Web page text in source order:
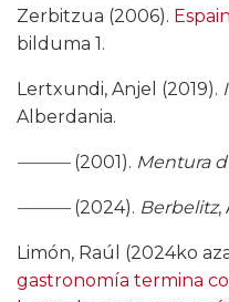
Zerbitzua (2006).
bilduma 1.
Lertxundi, Anjel (2019).
Alberdania.
——— (2001). Mentura
——— (2024). Berbelitz,
Limón, Raúl (2024ko
gastronomía termina